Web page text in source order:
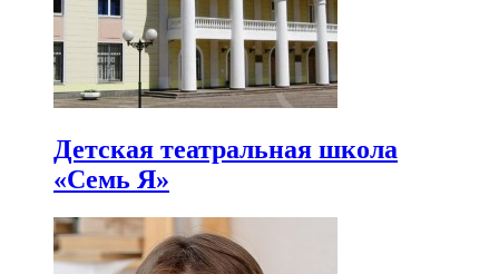
Детская театральная школа
«Семь Я»